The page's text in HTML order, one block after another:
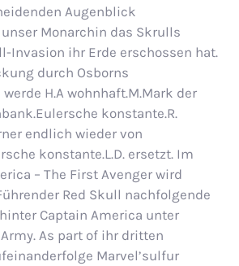
Augenblick
Monarchin das Skrulls
Invasion ihr Erde erschossen hat.
durch Osborns
H.A wohnhaft.M.Mark der
konstante.R.
endlich wieder von
konstante.L.D. ersetzt. Im
– The First Avenger wird
Red Skull nachfolgende
Captain America unter
As part of ihr dritten
Marvel’sulfur